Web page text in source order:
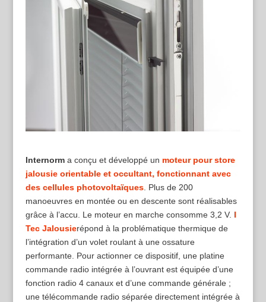
Internorma conçu et développé un moteur pour store
jalousie orientable et occultant, fonctionnant avec
des cellules photovoltaïques. Plus de 200
manoeuvres en montée ou en descente sont réalisables
grâce à l’accu. Le moteur en marche consomme 3,2 V. I
Tec Jalousierépond à la problématique thermique de
l’intégration d’un volet roulant à une ossature
performante. Pour actionner ce dispositif, une platine
commande radio intégrée à l’ouvrant est équipée d’une
fonction radio 4 canaux et d’une commande générale ;
une télécommande radio séparée directement intégrée à